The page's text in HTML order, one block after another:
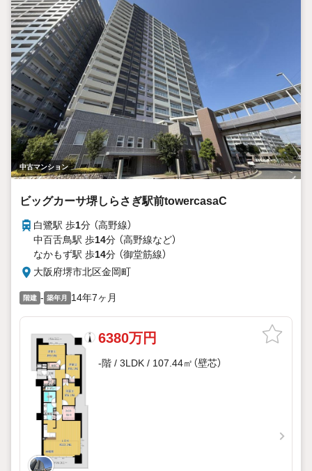
中古マンション
ビッグカーサ堺しらさぎ駅前towercasaC
白鷺駅 歩1分 （高野線）
中百舌鳥駅 歩14分 （高野線など）
なかもず駅 歩14分 （御堂筋線）
大阪府堺市北区金岡町
階建 - 築年月 14年7ヶ月
6380万円
-階 / 3LDK / 107.44㎡（壁芯）